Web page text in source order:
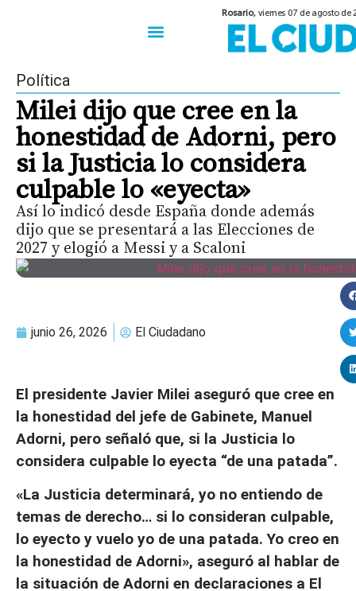
Rosario, viernes 07 de agosto de
Política
Milei dijo que cree en la
honestidad de Adorni, pero
si la Justicia lo considera
culpable lo «eyecta»
Así lo indicó desde España donde además
dijo que se presentará a las Elecciones de
2027 y elogió a Messi y a Scaloni
junio 26, 2026 El Ciudadano
El presidente Javier Milei aseguró que cree en
la honestidad del jefe de Gabinete, Manuel
Adorni, pero señaló que, si la Justicia lo
considera culpable lo eyecta “de una patada”.
«La Justicia determinará, yo no entiendo de
temas de derecho… si lo consideran culpable,
lo eyecto y vuelo yo de una patada. Yo creo en
la honestidad de Adorni», aseguró al hablar de
la situación de Adorni en declaraciones a El